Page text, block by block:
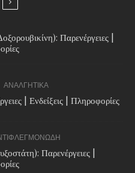
Παρενέργειες |
ΑΝΑΛΓΗΤΙΚΑ
| Ενδείξεις | Πληροφορίες
Παρενέργειες |